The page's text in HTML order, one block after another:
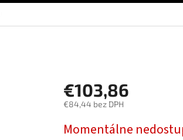
€103,86
€84,44 bez DPH
cena:
Momentálne